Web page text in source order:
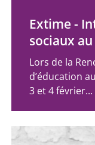
Extime -
sociaux
Lors de la
d’éducation
3 et 4 février...